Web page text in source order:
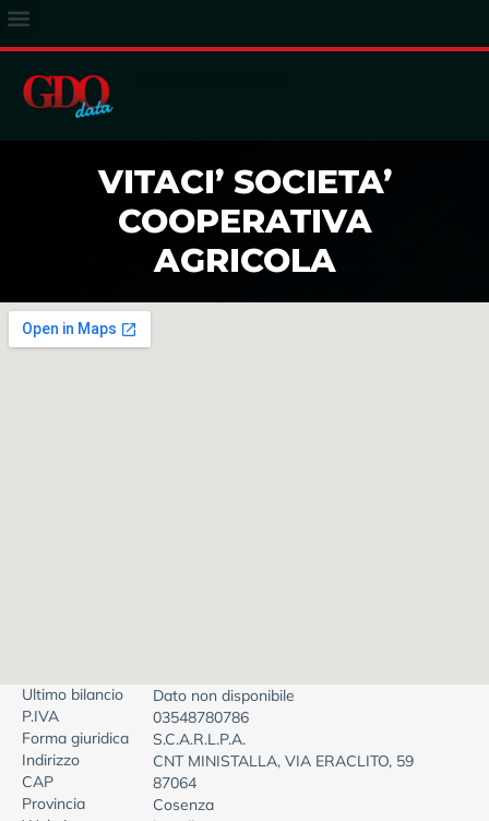
VITACI’ SOCIETA’
COOPERATIVA
AGRICOLA
Ultimo bilancio
Dato non disponibile
P.IVA
03548780786
Forma giuridica
S.C.A.R.L.P.A.
Indirizzo
CNT MINISTALLA, VIA ERACLITO, 59
CAP
87064
Provincia
Cosenza